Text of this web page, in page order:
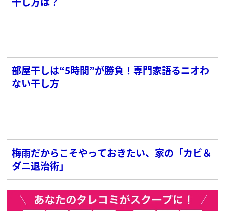
部屋干しは“5時間”が勝負！専門家語るニオわ
ない干し方
梅雨だからこそやっておきたい、家の「カビ＆
ダニ退治術」